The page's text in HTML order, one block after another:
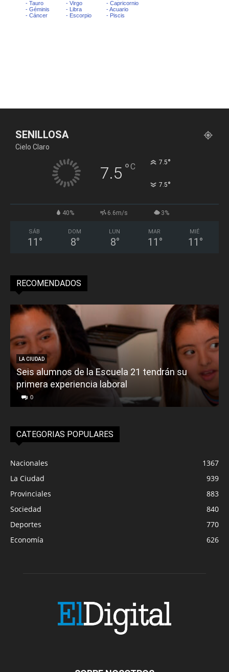
SENILLOSA
Cielo Claro
7.5 °C 7.5°
7.5°
40% 6.6m/s 3%
SÁB
11 °
DOM
8°
LUN
8°
MAR
11 °
MIÉ
11 °
RECOMENDADOS
LA CIUDAD
Seis alumnos de la Escuela 21 tendrán su
primera experiencia laboral
0
CATEGORIAS POPULARES
Nacionales
1367
La Ciudad
939
Provinciales
883
Sociedad
840
Deportes
770
Economía
626